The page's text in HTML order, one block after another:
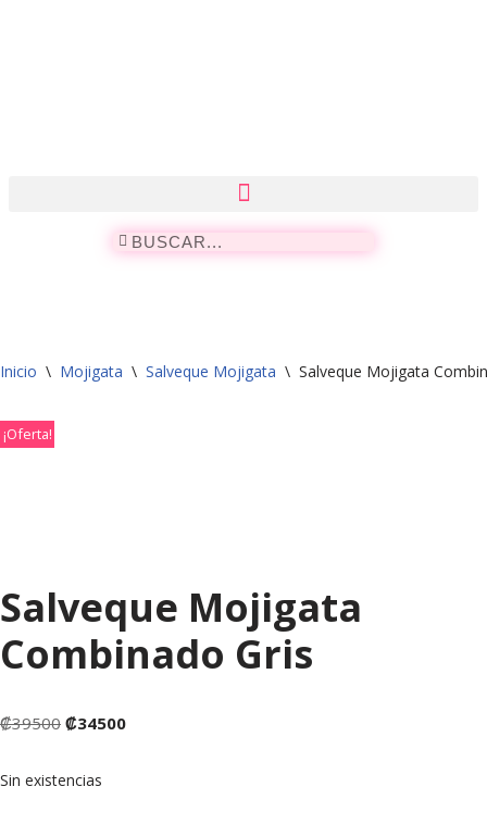
Inicio \ Mojigata \ Salveque Mojigata \ Salveque Mojigata
¡Oferta!
Salveque Mojigata
Combinado Gris
₡39500 ₡34500
Sin existencias